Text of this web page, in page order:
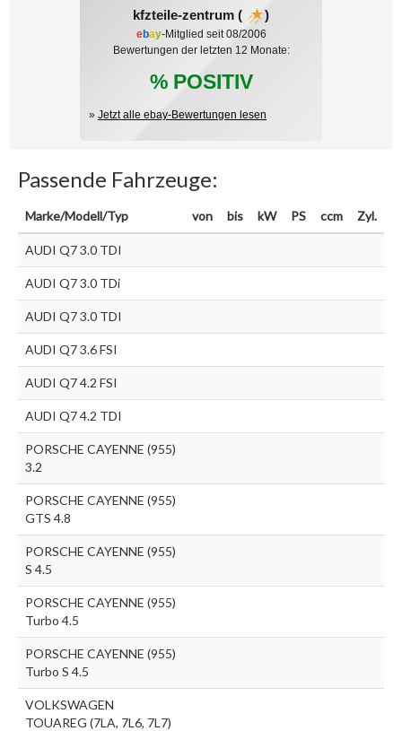
kfzteile-zentrum ( )
ebay-Mitglied seit 08/2006
Bewertungen der letzten 12 Monate:
% POSITIV
» Jetzt alle ebay-Bewertungen lesen
Passende Fahrzeuge:
Marke/Modell/Typ von bis kW PS ccm Zyl.
AUDI Q7 3.0 TDI
AUDI Q7 3.0 TDi
AUDI Q7 3.0 TDI
AUDI Q7 3.6 FSI
AUDI Q7 4.2 FSI
AUDI Q7 4.2 TDI
PORSCHE CAYENNE (955)
3.2
PORSCHE CAYENNE (955)
GTS 4.8
PORSCHE CAYENNE (955)
S 4.5
PORSCHE CAYENNE (955)
Turbo 4.5
PORSCHE CAYENNE (955)
Turbo S 4.5
VOLKSWAGEN
TOUAREG (7LA, 7L6, 7L7)